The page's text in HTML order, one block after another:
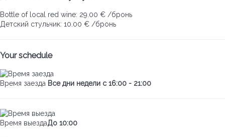
Bottle of local red wine: 29.00 € /бронь
Детский стульчик: 10.00 € /бронь
Your schedule
Время заезда Все дни недели с 16:00 - 21:00
Время выездаДо 10:00